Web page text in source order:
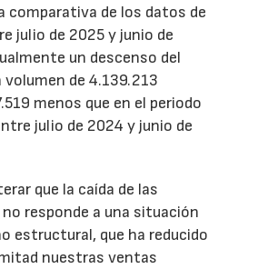
comparativa de los datos de
julio de 2025 y junio de
un descenso del
volumen de 4.139.213
menos que en el periodo
julio de 2024 y junio de
que la caída de las
responde a una situación
estructural, que ha reducido
nuestras ventas